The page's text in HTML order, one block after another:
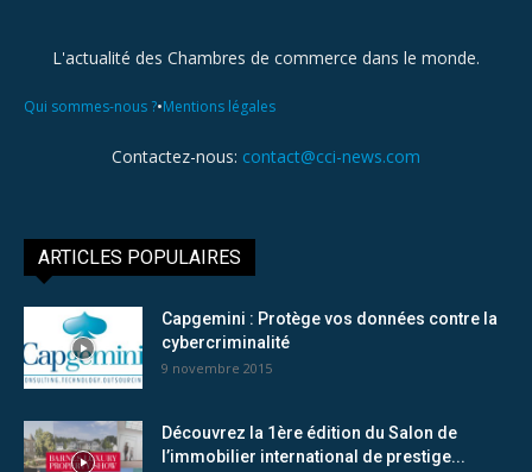
L'actualité des Chambres de commerce dans le monde.
Qui sommes-nous ?•Mentions légales
Contactez-nous: contact@cci-news.com
ARTICLES POPULAIRES
Capgemini : Protège vos données contre la
cybercriminalité
9 novembre 2015
Découvrez la 1ère édition du Salon de
l’immobilier international de prestige...